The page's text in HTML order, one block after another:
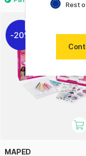
20%
MAPED
Rest